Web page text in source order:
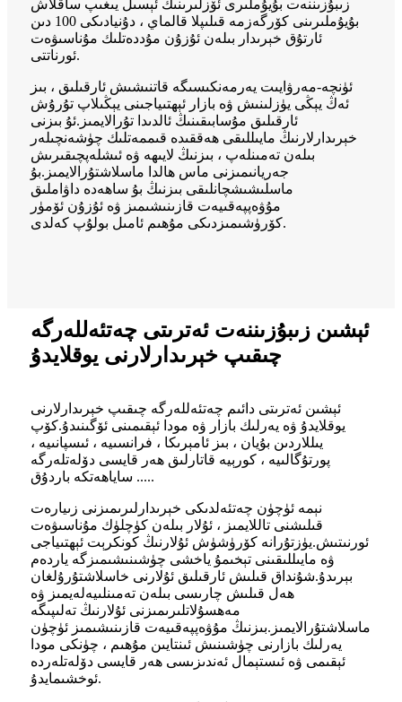
زىبۇزىننەت بۇيۇملىرى ئۆزلىرىنىڭ ئېسىل يىغىپ ساقلاش
بۇيۇملىرىنى كۆرگەزمە قىلىپلا قالماي ، دۇنيادىكى 100 دىن
ئارتۇق خېرىدار بىلەن ئۇزۇن مۇددەتلىك مۇناسىۋەت
ئورناتتى.
ئۈنچە-مەرۋايىت يەرمەنكىسىگە قاتنىشىش ئارقىلىق ، بىز
ئەڭ يېڭى يۈزلىنىش ۋە بازار ئېھتىياجىنى يېڭىلاپ تۇرۇش
ئارقىلىق مۇسابىقىنىڭ ئالدىدا تۇرالايمىز.ئۇ بىزنى
خېرىدارلارنىڭ مايىللىقى ھەققىدە قىممەتلىك چۈشەنچىلەر
بىلەن تەمىنلەپ ، بىزنىڭ لايىھە ۋە ئىشلەپچىقىرىش
جەريانىمىزنى ماس ھالدا ماسلاشتۇرالايمىز.بۇ
ماسلىشىشچانلىقى بىزنىڭ بۇ ساھەدە داۋاملىق
مۇۋەپپەقىيەت قازىنىشىمىز ۋە ئۇزۇن ئۆمۈر
كۆرۈشىمىزدىكى مۇھىم ئامىل بولۇپ كەلدى.
ئېشىن زىبۇزىننەت ئەترىتى چەتئەللەرگە
چىقىپ خېرىدارلارنى يوقلايدۇ
ئېشىن ئەترىتى دائىم چەتئەللەرگە چىقىپ خېرىدارلارنى
يوقلايدۇ ۋە يەرلىك بازار ۋە مودا ئېقىمىنى ئۆگىنىدۇ.كۆپ
يىللاردىن بۇيان ، بىز ئامېرىكا ، فرانسىيە ، ئىسپانىيە ،
پورتۇگالىيە ، كورېيە قاتارلىق ھەر قايسى دۆلەتلەرگە
ساياھەتكە باردۇق .....
نېمە ئۈچۈن چەتئەلدىكى خېرىدارلىرىمىزنى زىيارەت
قىلىشنى تاللايمىز ، ئۇلار بىلەن كۈچلۈك مۇناسىۋەت
ئورنىتىش.يۈزتۇرانە كۆرۈشۈش ئۇلارنىڭ كونكرېت ئېھتىياجى
ۋە مايىللىقىنى تېخىمۇ ياخشى چۈشىنىشىمىزگە ياردەم
بېرىدۇ.شۇنداق قىلىش ئارقىلىق ئۇلارنى خاسلاشتۇرۇلغان
ھەل قىلىش چارىسى بىلەن تەمىنلىيەلەيمىز ۋە
مەھسۇلاتلىرىمىزنى ئۇلارنىڭ تەلىپىگە
ماسلاشتۇرالايمىز.بىزنىڭ مۇۋەپپەقىيەت قازىنىشىمىز ئۈچۈن
يەرلىك بازارنى چۈشىنىش ئىنتايىن مۇھىم ، چۈنكى مودا
ئېقىمى ۋە ئىستېمال ئەندىزىسى ھەر قايسى دۆلەتلەردە
ئوخشىمايدۇ.